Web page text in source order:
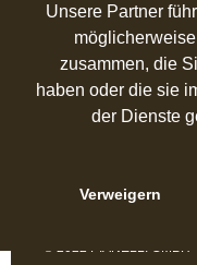
Unsere Partner
zusammen, die
haben oder die sie
der Dienste
Verweigern
© 2022 PIANELLI GMBH